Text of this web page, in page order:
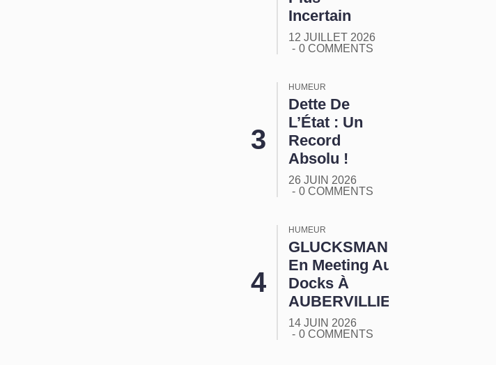
Incertain
12 JUILLET 2026
0 COMMENTS
HUMEUR
Dette De
L’État : Un
Record
Absolu !
26 JUIN 2026
0 COMMENTS
HUMEUR
GLUCKSMANN
En Meeting Aux
Docks À
AUBERVILLIERS
14 JUIN 2026
0 COMMENTS